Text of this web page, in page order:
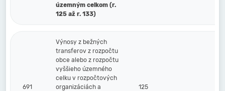
územným celkom (r.
125 až r. 133)
691
Výnosy z bežných
transferov z rozpočtu
obce alebo z rozpočtu
vyššieho územného
celku v rozpočtových
organizáciách a
125